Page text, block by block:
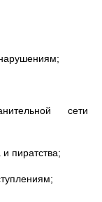
сети
пиратства;